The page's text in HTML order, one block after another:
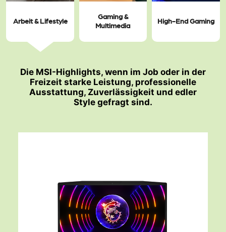
Arbeit & Lifestyle
Gaming &
Multimedia
High-End Gaming
Die MSI-Highlights, wenn im Job oder in der
Freizeit starke Leistung, professionelle
Ausstattung, Zuverlässigkeit und edler
Style gefragt sind.